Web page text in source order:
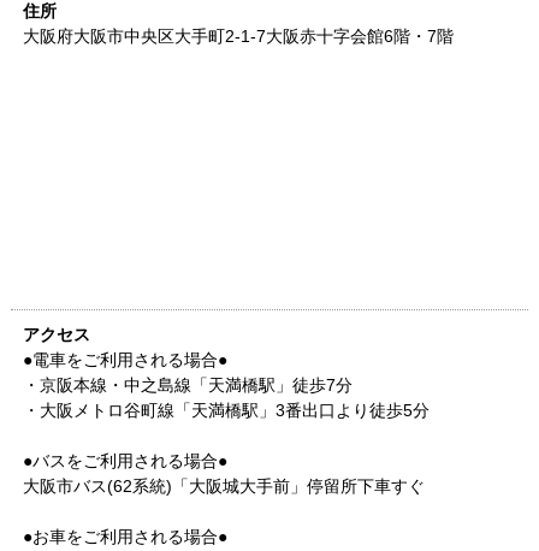
住所
大阪府大阪市中央区大手町2-1-7大阪赤十字会館6階・7階
アクセス
●電車をご利用される場合●
・京阪本線・中之島線「天満橋駅」徒歩7分
・大阪メトロ谷町線「天満橋駅」3番出口より徒歩5分
●バスをご利用される場合●
大阪市バス(62系統)「大阪城大手前」停留所下車すぐ
●お車をご利用される場合●